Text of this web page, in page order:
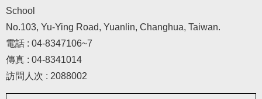
School
No.103, Yu-Ying Road, Yuanlin, Changhua, Taiwan.
電話 : 04-8347106~7
傳真 : 04-8341014
訪問人次 : 2088002